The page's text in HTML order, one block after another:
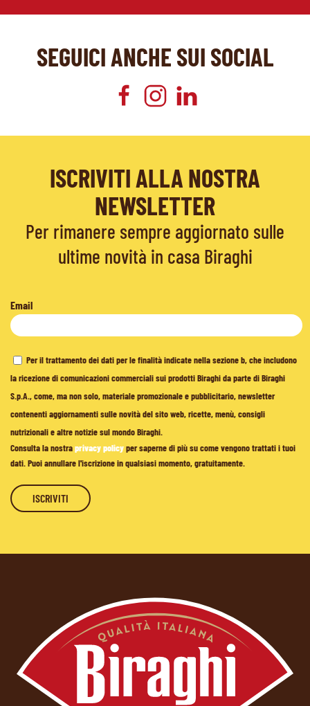
SEGUICI ANCHE SUI SOCIAL
ISCRIVITI ALLA NOSTRA
NEWSLETTER
Per rimanere sempre aggiornato sulle
ultime novità in casa Biraghi
Email
Per il trattamento dei dati per le finalità indicate nella sezione b, che includono
la ricezione di comunicazioni commerciali sui prodotti Biraghi da parte di Biraghi
S.p.A., come, ma non solo, materiale promozionale e pubblicitario, newsletter
contenenti aggiornamenti sulle novità del sito web, ricette, menù, consigli
nutrizionali e altre notizie sul mondo Biraghi.
Consulta la nostraprivacy policyper saperne di più su come vengono trattati i tuoi
dati. Puoi annullare l'iscrizione in qualsiasi momento, gratuitamente.